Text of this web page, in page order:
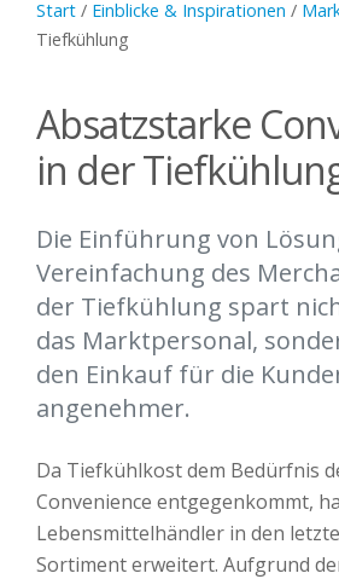
Start / Einblicke & Inspirationen /
Tiefkühlung
Absatzstarke
in der
Die Einführung von
Vereinfachung des
der Tiefkühlung spart
das Marktpersonal,
den Einkauf für die
angenehmer.
Da Tiefkühlkost dem Bedürfnis
Convenience entgegenkommt,
Lebensmittelhändler in den
Sortiment erweitert. Aufgrund